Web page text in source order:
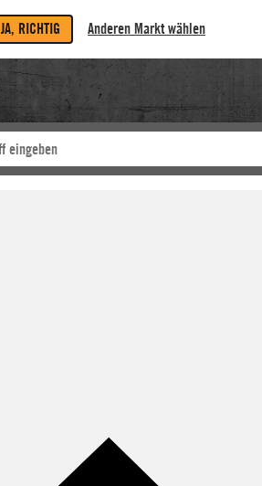
JA, RICHTIG Anderen Markt wählen